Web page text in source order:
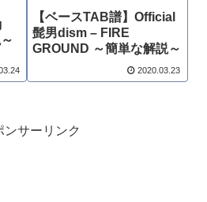
【ベースTAB譜】Official
髭男dism – FIRE
GROUND ～簡単な解説～
2020.03.23
ンサーリンク